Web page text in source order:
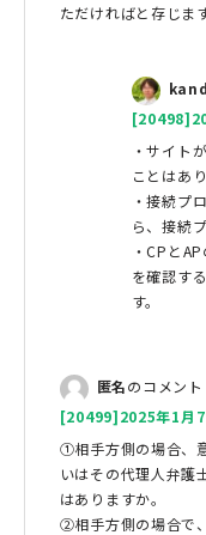
ただければと存じま
・サイト
ことはあ
・接続プ
ら、接続
・CPと
を確認す
す。
匿名のコメント
[20499]2025年1月
①相手方側の場合、
いはその代理人弁護
はありますか。
②相手方側の場合で